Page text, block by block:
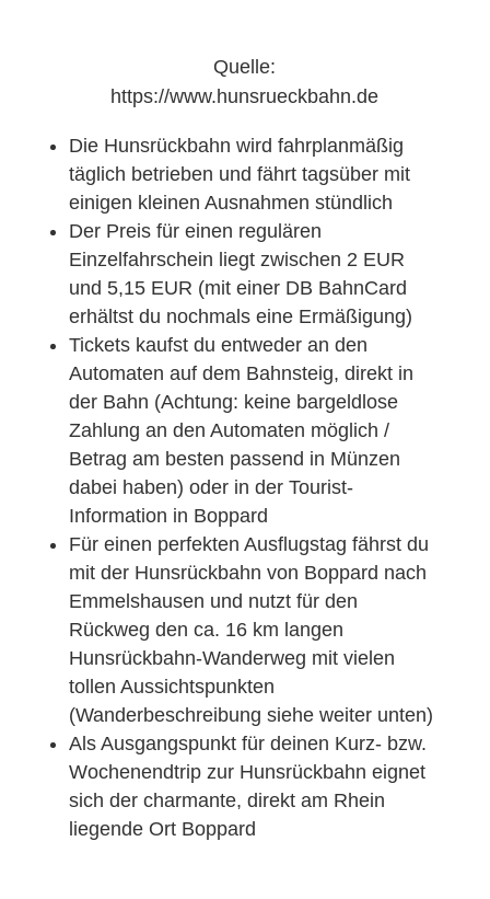
Quelle:
https://www.hunsrueckbahn.de
Die Hunsrückbahn wird fahrplanmäßig
täglich betrieben und fährt tagsüber mit
einigen kleinen Ausnahmen stündlich
Der Preis für einen regulären
Einzelfahrschein liegt zwischen 2 EUR
und 5,15 EUR (mit einer DB BahnCard
erhältst du nochmals eine Ermäßigung)
Tickets kaufst du entweder an den
Automaten auf dem Bahnsteig, direkt in
der Bahn (Achtung: keine bargeldlose
Zahlung an den Automaten möglich /
Betrag am besten passend in Münzen
dabei haben) oder in der Tourist-
Information in Boppard
Für einen perfekten Ausflugstag fährst du
mit der Hunsrückbahn von Boppard nach
Emmelshausen und nutzt für den
Rückweg den ca. 16 km langen
Hunsrückbahn-Wanderweg mit vielen
tollen Aussichtspunkten
(Wanderbeschreibung siehe weiter unten)
Als Ausgangspunkt für deinen Kurz- bzw.
Wochenendtrip zur Hunsrückbahn eignet
sich der charmante, direkt am Rhein
liegende Ort Boppard